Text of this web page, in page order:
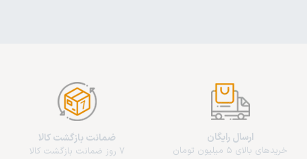
ارسال رایگان
خریدهای بالای 5 میلیون تومان
ضمانت بازگشت کالا
7 روز ضمانت بازگشت کالا